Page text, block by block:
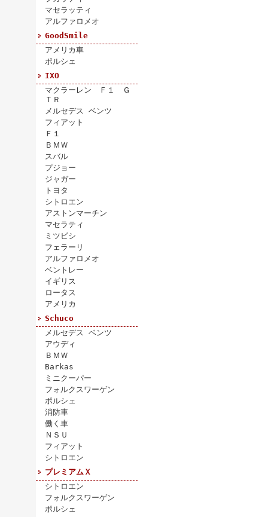
マセラッティ
アルファロメオ
GoodSmile
アメリカ車
ポルシェ
IXO
マクラーレン Ｆ１ Ｇ
ＴＲ
メルセデス ベンツ
フィアット
Ｆ１
ＢＭＷ
スバル
プジョー
ジャガー
トヨタ
シトロエン
アストンマーチン
マセラティ
ミツビシ
フェラーリ
アルファロメオ
ベントレー
イギリス
ロータス
アメリカ
Schuco
メルセデス ベンツ
アウディ
ＢＭＷ
Barkas
ミニクーパー
フォルクスワーゲン
ポルシェ
消防車
働く車
ＮＳＵ
フィアット
シトロエン
プレミアムＸ
シトロエン
フォルクスワーゲン
ポルシェ